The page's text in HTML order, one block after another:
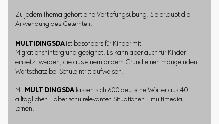
Zu jedem Thema gehört eine Vertiefungsübung. Sie erlaubt die
Anwendung des Gelernten.
MULTIDINGSDA ist besonders für Kinder mit
Migrationshintergrund geeignet. Es kann aber auch für Kinder
einsetzt werden, die aus einem andern Grund einen mangelnden
Wortschatz bei Schuleintritt aufweisen.
Mit MULTIDINGSDA lassen sich 600 deutsche Wörter aus 40
alltäglichen - aber schulrelevanten Situationen - multimedial
lernen.